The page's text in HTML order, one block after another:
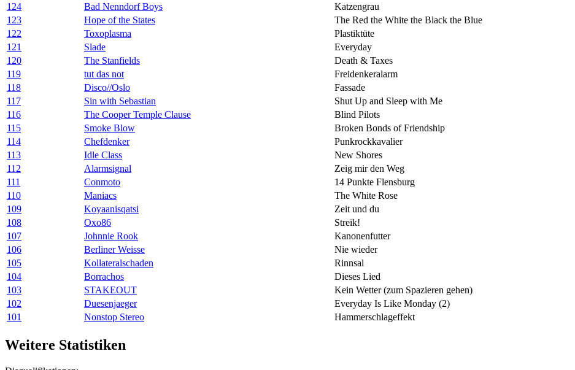
124
Bad Nenndorf Boys Katzengrau
123
Hope of the States The Red the White the Black the Blue
122
Toxoplasma Plastiktüte
121
Slade Everyday
120
The Stanfields Death & Taxes
119
tut das not Freidenkeralarm
118
Disco//Oslo Fassade
117
Sin with Sebastian Shut Up and Sleep with Me
116
The Cooper Temple Clause Blind Pilots
115
Smoke Blow Broken Bonds of Friendship
114
Chefdenker Punkrockkavalier
113
Idle Class New Shores
112
Alarmsignal Zeig mir den Weg
111
Conmoto 14 Punkte Flensburg
110
Maniacs The White Rose
109
Koyaanisqatsi Zeit und du
108
Oxo86 Streik!
107
Johnnie Rook Kanonenfutter
106
Berliner Weisse Nie wieder
105
Kollateralschaden Rinnsal
104
Borrachos Dieses Lied
103
STAKEOUT Kein Wetter (zum Spazieren gehen)
102
Duesenjaeger Everyday Is Like Monday (2)
101
Nonstop Stereo Hammerschlageffekt
Weitere Statistiken